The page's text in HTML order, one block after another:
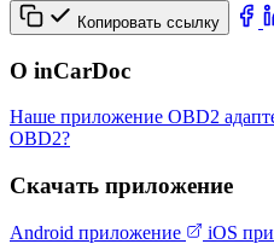
Копировать ссылку
О inCarDoc
Наше приложение OBD2
OBD2?
Скачать приложение
Android приложение iOS